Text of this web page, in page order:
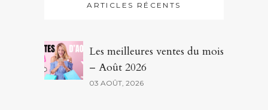
ARTICLES RÉCENTS
Les meilleures ventes du mois
– Août 2026
03 AOÛT, 2026